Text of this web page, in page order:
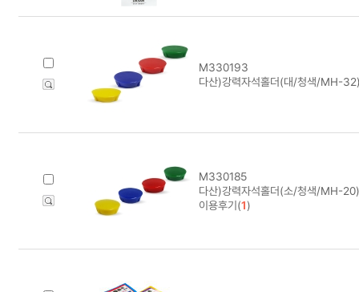
M330193
다산)강력자석홀더(대/청색/MH-
M330185
다산)강력자석홀더(소/청색/MH-
이용후기(1)